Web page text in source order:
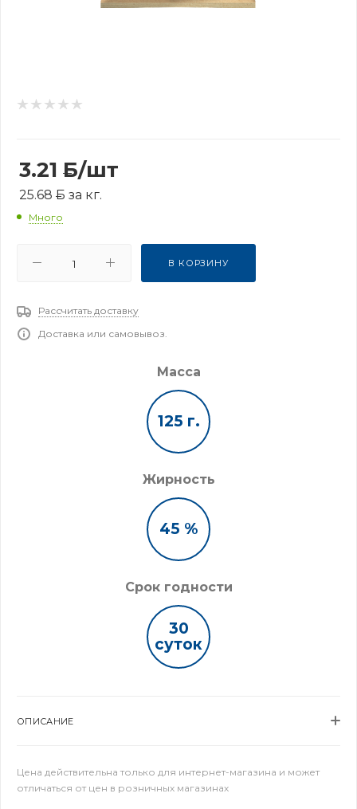
3.21 Б/шт
25.68 Б за кг.
Много
В КОРЗИНУ
Рассчитать доставку
Доставка или самовывоз.
Масса
125 г.
Жирность
45 %
Срок годности
30
суток
ОПИСАНИЕ
Цена действительна только для интернет-магазина и может
отличаться от цен в розничных магазинах